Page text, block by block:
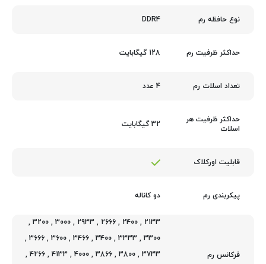
نوع حافظه رم DDR4
حداکثر ظرفیت رم 128 گیگابایت
تعداد اسلات رم 4 عدد
حداکثر ظرفیت هر
اسلات
32 گیگابایت
قابلیت اورکلاک
پیکربندی رم دو کاناله
فرکانس رم
2133
,
2400
,
2666
,
2933
,
3000
,
3200
,
3300
,
3333
,
3400
,
3466
,
3600
,
3666
,
3733
,
3800
,
3866
,
4000
,
4133
,
4266
,